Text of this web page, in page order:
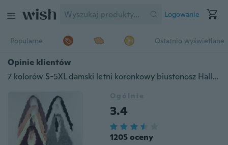
Logowanie
Popularne Ostatnio wyświetlane
Opinie klientów
7 kolorów S-5XL damski letni koronkowy biustonosz Hallter Neck Bikini biustonosz letnie bluzki Halterneck Bralettes krótkie bluzki bielizna
Ogólnie
3.4
1205 oceny